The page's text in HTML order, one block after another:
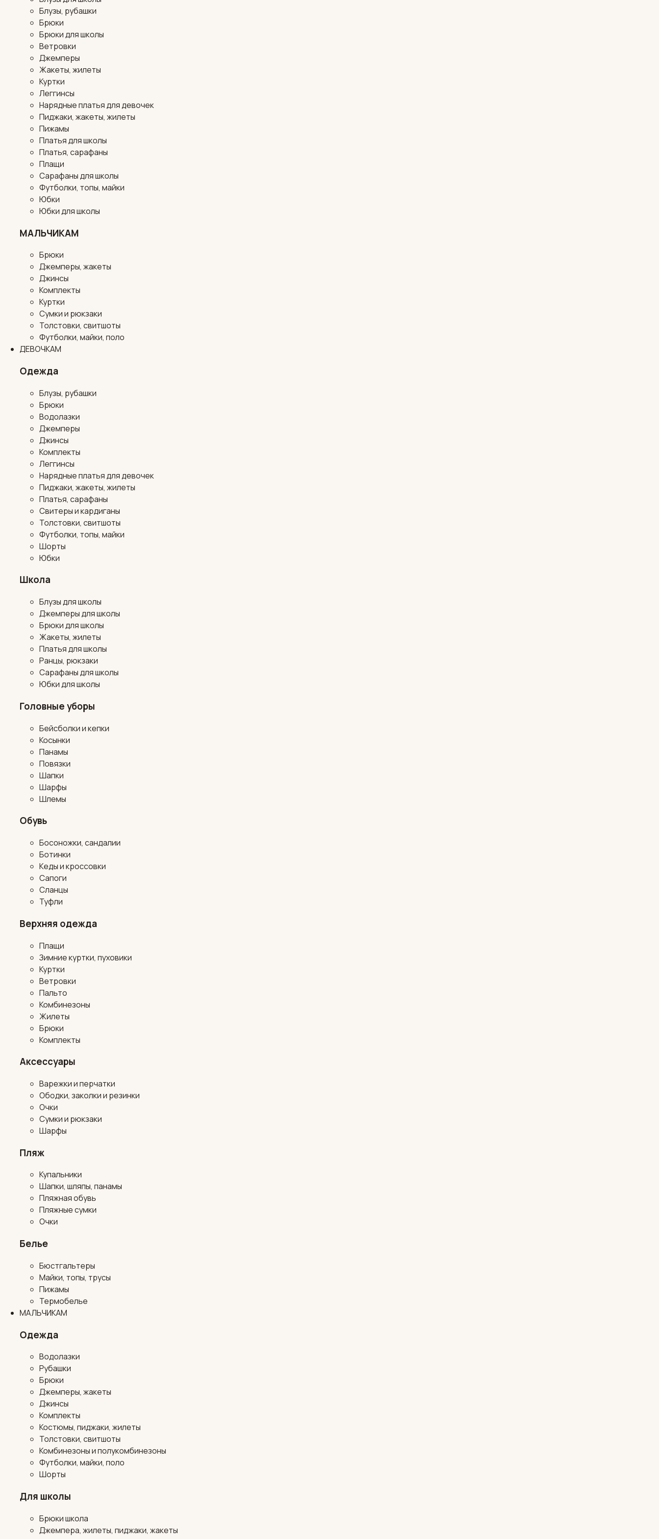
Блузы, рубашки
Брюки
Брюки для школы
Ветровки
Джемперы
Жакеты, жилеты
Куртки
Леггинсы
Нарядные платья для девочек
Пиджаки, жакеты, жилеты
Пижамы
Платья для школы
Платья, сарафаны
Плащи
Сарафаны для школы
Футболки, топы, майки
Юбки
Юбки для школы
МАЛЬЧИКАМ
Брюки
Джемперы, жакеты
Джинсы
Комплекты
Куртки
Сумки и рюкзаки
Толстовки, свитшоты
Футболки, майки, поло
ДЕВОЧКАМ
Одежда
Блузы, рубашки
Брюки
Водолазки
Джемперы
Джинсы
Комплекты
Леггинсы
Нарядные платья для девочек
Пиджаки, жакеты, жилеты
Платья, сарафаны
Свитеры и кардиганы
Толстовки, свитшоты
Футболки, топы, майки
Шорты
Юбки
Школа
Блузы для школы
Джемперы для школы
Брюки для школы
Жакеты, жилеты
Платья для школы
Ранцы, рюкзаки
Сарафаны для школы
Юбки для школы
Головные уборы
Бейсболки и кепки
Косынки
Панамы
Повязки
Шапки
Шарфы
Шлемы
Обувь
Босоножки, сандалии
Ботинки
Кеды и кроссовки
Сапоги
Сланцы
Туфли
Верхняя одежда
Плащи
Зимние куртки, пуховики
Куртки
Ветровки
Пальто
Комбинезоны
Жилеты
Брюки
Комплекты
Аксессуары
Варежки и перчатки
Ободки, заколки и резинки
Очки
Сумки и рюкзаки
Шарфы
Пляж
Купальники
Шапки, шляпы, панамы
Пляжная обувь
Пляжные сумки
Очки
Белье
Бюстгальтеры
Майки, топы, трусы
Пижамы
Термобелье
МАЛЬЧИКАМ
Одежда
Водолазки
Рубашки
Брюки
Джемперы, жакеты
Джинсы
Комплекты
Костюмы, пиджаки, жилеты
Толстовки, свитшоты
Комбинезоны и полукомбинезоны
Футболки, майки, поло
Шорты
Для школы
Брюки школа
Джемпера, жилеты, пиджаки, жакеты